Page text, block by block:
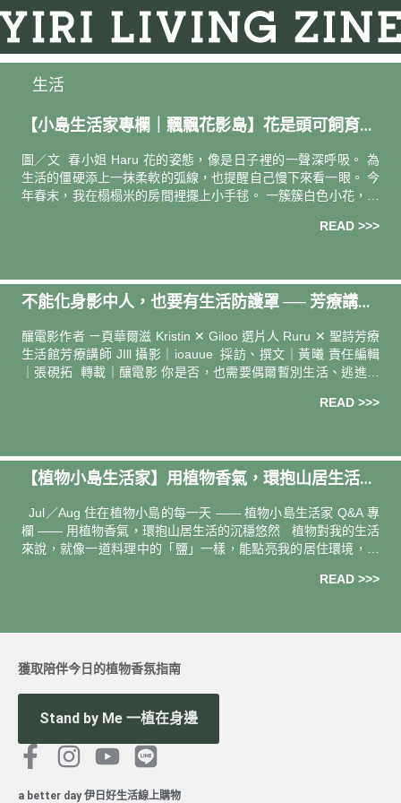
生活
【小島生活家專欄｜飄飄花影島】花是頭可飼育的
圖／文 春小姐 Haru 花的姿態，像是日子裡的一聲深呼吸。 為
生活的僵硬添上一抹柔軟的弧線，也提醒自己慢下來看一眼。 今
年春末，我在榻榻米的房間裡擺上小手毬。 一簇簇白色小花，青
READ >>>
不能化身影中人，也要有生活防護罩 ── 芳療講
釀電影作者 ㄧ頁華爾滋 Kristin ✕ Giloo 選片人 Ruru ✕ 聖詩芳療
生活館芳療講師 JIll 攝影｜ioauue 採訪、撰文｜黃曦 責任編輯
｜張硯拓 轉載｜釀電影 你是否，也需要偶爾暫別生活、逃進記
READ >>>
【植物小島生活家】用植物香氣，環抱山居生活的
Jul／Aug 住在植物小島的每一天 —— 植物小島生活家 Q&A 專
欄 —— 用植物香氣，環抱山居生活的沉穩悠然 植物對我的生活
來說，就像一道料理中的「鹽」一樣，能點亮我的居住環境，提
READ >>>
a better day 伊日好生活線上購物
獲取陪伴今日的植物香氛指南
Stand by Me 一植在身邊